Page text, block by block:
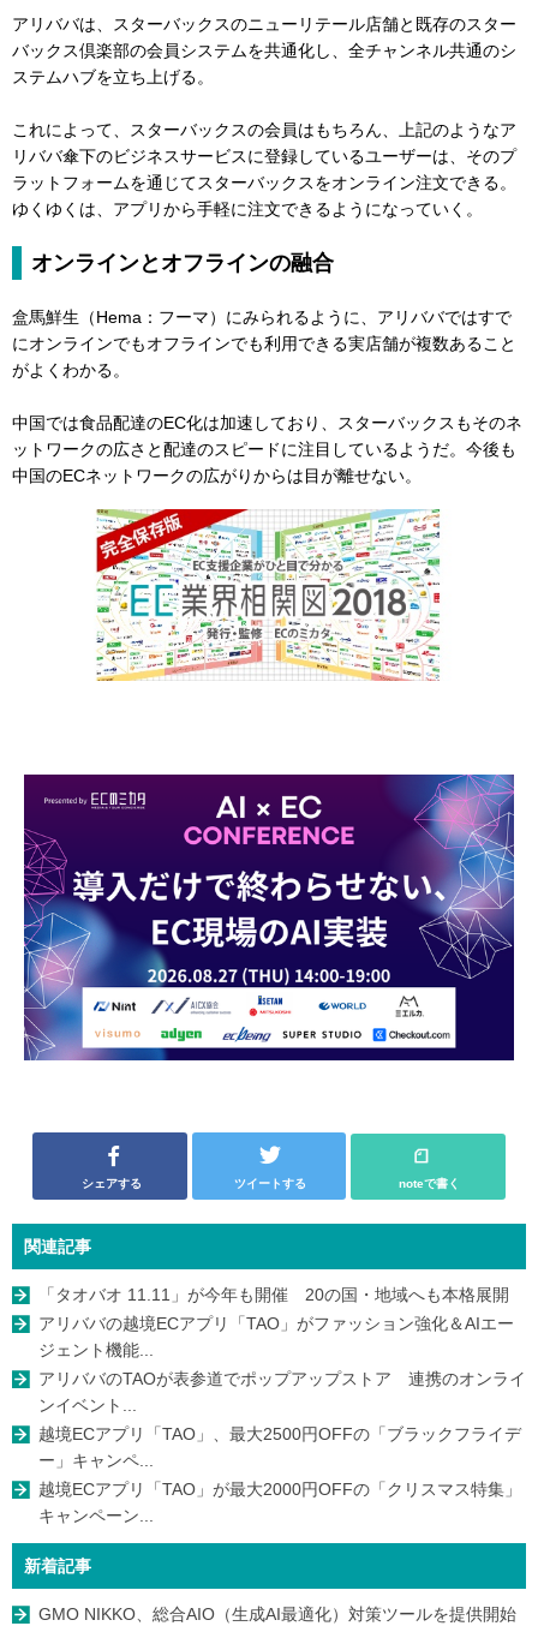
アリババは、スターバックスのニューリテール店舗と既存のスター
バックス倶楽部の会員システムを共通化し、全チャンネル共通のシ
ステムハブを立ち上げる。
これによって、スターバックスの会員はもちろん、上記のようなア
リババ傘下のビジネスサービスに登録しているユーザーは、そのプ
ラットフォームを通じてスターバックスをオンライン注文できる。
ゆくゆくは、アプリから手軽に注文できるようになっていく。
オンラインとオフラインの融合
盒馬鮮生（Hema：フーマ）にみられるように、アリババではすで
にオンラインでもオフラインでも利用できる実店舗が複数あること
がよくわかる。
中国では食品配達のEC化は加速しており、スターバックスもそのネ
ットワークの広さと配達のスピードに注目しているようだ。今後も
中国のECネットワークの広がりからは目が離せない。
シェアする ツイートする noteで書く
関連記事
「タオバオ 11.11」が今年も開催 20の国・地域へも本格展開
アリババの越境ECアプリ「TAO」がファッション強化＆AIエー
ジェント機能...
アリババのTAOが表参道でポップアップストア 連携のオンライ
ンイベント...
越境ECアプリ「TAO」、最大2500円OFFの「ブラックフライデ
ー」キャンペ...
越境ECアプリ「TAO」が最大2000円OFFの「クリスマス特集」
キャンペーン...
新着記事
GMO NIKKO、総合AIO（生成AI最適化）対策ツールを提供開始